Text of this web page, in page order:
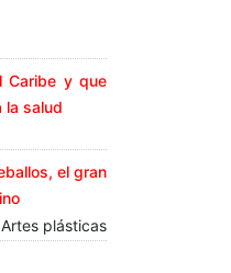
Caribe y que
la salud
el gran
plásticas